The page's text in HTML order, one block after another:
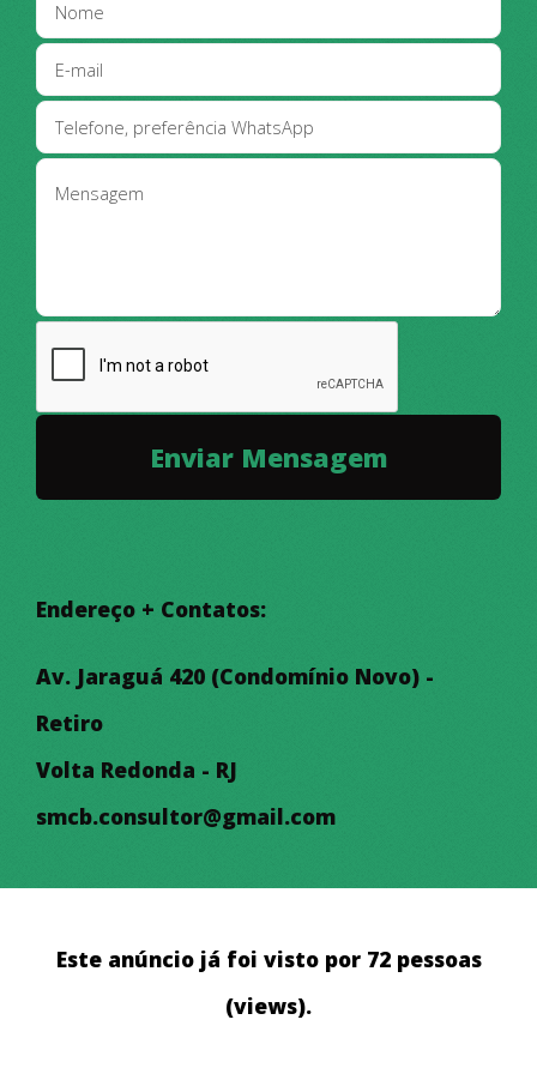
24h, salão de festas, vagas de garagem
para visitantes e quadra de grama
sintética.
Construção de poucos anos de uso com a
VALOR R$ 495.000,00
Endereço + Contatos:
Av. Jaraguá 420 (Condomínio Novo) -
Retiro
Volta Redonda - RJ
smcb.consultor@gmail.com
Este anúncio já foi visto por 72 pessoas
(views).